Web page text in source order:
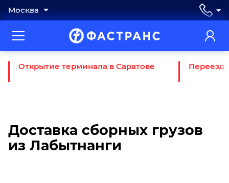
Москва
Открытие терминала в Саратове Переезд
Доставка сборных грузов
из Лабытнанги